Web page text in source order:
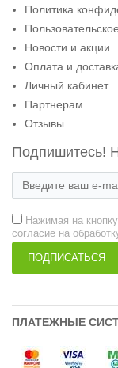
Политика
Новости и акции
Оплата и
Личный кабинет
Партнерам
Отзывы
Подпишитесь!
Нажимая на
согласие на
ПОДПИСАТЬСЯ
ПЛАТЕЖНЫЕ